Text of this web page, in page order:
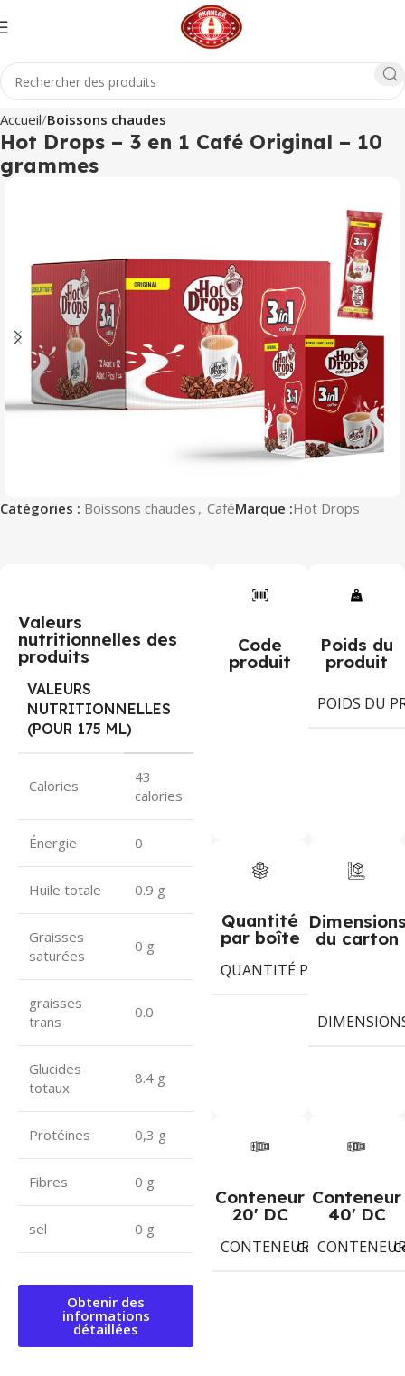
Accueil Boissons chaudes
Hot Drops – 3 en 1 Café Original – 10
grammes
Catégories : Boissons chaudes , CaféMarque :Hot Drops
Valeurs
nutritionnelles des
produits
VALEURS
NUTRITIONNELLES
(POUR 175 ML)
Calories
43
calories
Énergie 0
Huile totale 0.9 g
Graisses
saturées
0 g
graisses
trans
0.0
Glucides
totaux
8.4 g
Protéines 0,3 g
Fibres 0 g
sel 0 g
Obtenir des
informations
détaillées
Code
produit
Poids du
produit
POIDS DU
Quantité
par boîte
QUANTITÉ PAR BOÎTE
du carton
Conteneur
20' DC
CONTENEUR 20' DC 883
Colis
Conteneur
40' DC